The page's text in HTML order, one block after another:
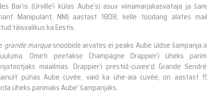
Bar’is (Urville'i külas Aube’s) asuv viinamarjakasvataja ja
Manipulant, NM) aastast 1808, kelle toodang alates
täisvalikus ka Eestis.
grande marquesnoobide arvates ei peaks Aube üldse šampanja
Ometi peetakse Champagne Drappier’i üheks
maailmas. Drappier’i prestiiž-cuvee’d Grande
puhas Aube cuvée, vaid ka ühe-aia cuvée, on aastast
üheks parimaks Aube’ šampanjaks.